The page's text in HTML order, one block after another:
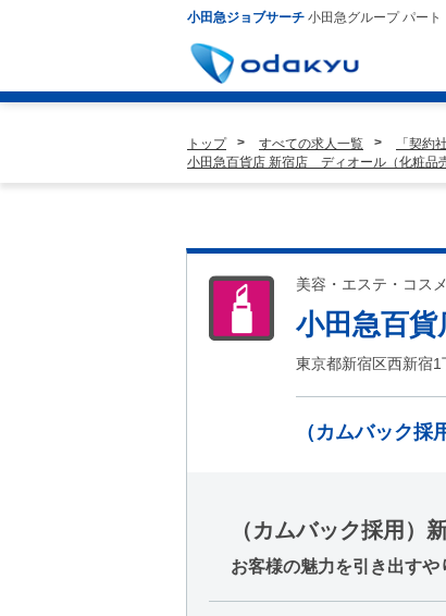
小田急ジョブサーチ 小田急グループ パート
トップ すべての求人一覧
「契約
小田急百貨店 新宿店 ディオール（化粧品
美容・エステ・コスメ
小田急百
東京都新宿区西新宿
（カムバック
（カムバック採用）
お客様の魅力を引き出す